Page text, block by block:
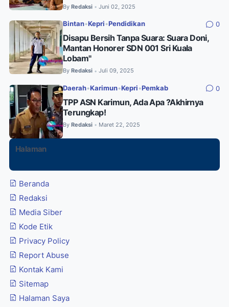
By Redaksi • Juni 02, 2025
Bintan•Kepri •Pendidikan 0
Disapu Bersih Tanpa Suara: Suara Doni,
Mantan Honorer SDN 001 Sri Kuala
Lobam"
By Redaksi • Juli 09, 2025
Daerah•Karimun•Kepri •Pemkab 0
TPP ASN Karimun, Ada Apa ?Akhirnya
Terungkap!
By Redaksi • Maret 22, 2025
Halaman
Beranda
Redaksi
Media Siber
Kode Etik
Privacy Policy
Report Abuse
Kontak Kami
Sitemap
Halaman Saya